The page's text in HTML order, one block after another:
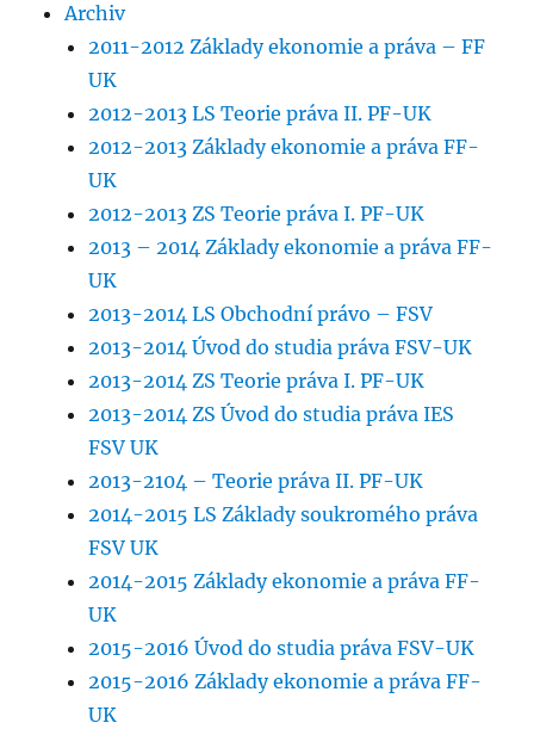
Archiv
2011-2012 Základy ekonomie a práva – FF
UK
2012-2013 LS Teorie práva II. PF-UK
2012-2013 Základy ekonomie a práva FF-
UK
2012-2013 ZS Teorie práva I. PF-UK
2013 – 2014 Základy ekonomie a práva FF-
UK
2013-2014 LS Obchodní právo – FSV
2013-2014 Úvod do studia práva FSV-UK
2013-2014 ZS Teorie práva I. PF-UK
2013-2014 ZS Úvod do studia práva IES
FSV UK
2013-2104 – Teorie práva II. PF-UK
2014-2015 LS Základy soukromého práva
FSV UK
2014-2015 Základy ekonomie a práva FF-
UK
2015-2016 Úvod do studia práva FSV-UK
2015-2016 Základy ekonomie a práva FF-
UK